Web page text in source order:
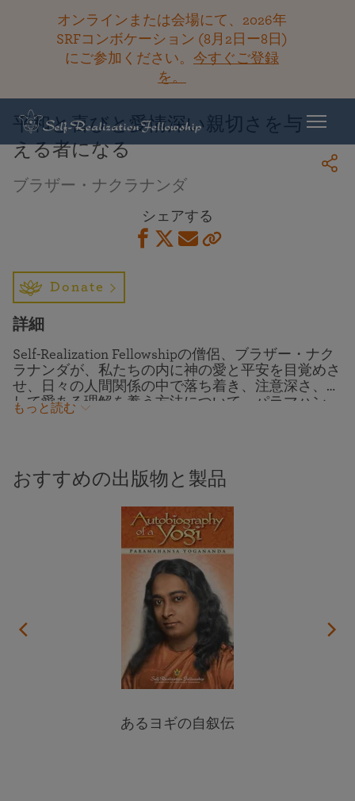
オンラインまたは会場にて、2026年
SRFコンボケーション (8月2日ー8日)
にご参加ください。 今すぐご登録
を。
ライブラリーに戻る
平和と喜びと愛情深い親切さを与
える者になる
ブラザー・ナクラナンダ
シェアする
Donate
詳細
Self-Realization Fellowshipの僧侶、ブラザー・ナク
ラナンダが、私たちの内に神の愛と平安を目覚めさ
せ、日々の人間関係の中で落ち着き、注意深さ、そ
して愛ある理解を養う方法について、パラマハン
サ・ヨガナンダの英知を伝えます。パラマハンサジ
び、人間関係において、はるかに大きな調和を育む
ことができます。この講話は、2012年にロサンゼル
もっと読む
おすすめの出版物と製品
あるヨギの自叙伝